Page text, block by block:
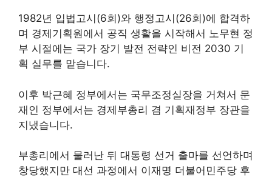
1982년 입법고시(6회)와 행정고시(26회)에 합격하
며 경제기획원에서 공직 생활을 시작해서 노무현 정
부 시절에는 국가 장기 발전 전략인 비전 2030 기
획 실무를 맡습니다.
이후 박근혜 정부에서는 국무조정실장을 거쳐서 문
재인 정부에서는 경제부총리 겸 기획재정부 장관을
지냈습니다.
부총리에서 물러난 뒤 대통령 선거 출마를 선언하며
창당했지만 대선 과정에서 이재명 더불어민주당 후